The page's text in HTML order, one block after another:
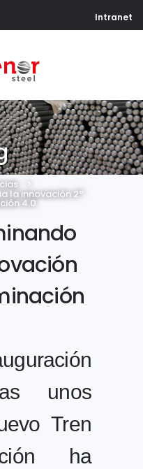
Intranet
la innovación 2ª
4.0
unos
Tren
ha